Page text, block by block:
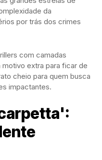
da
por trás dos crimes
com camadas
extra para ficar de
cheio para quem busca
impactantes.